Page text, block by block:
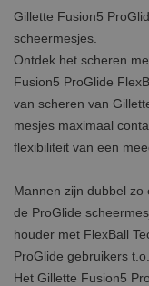
Gillette Fusion5
scheermesjes.
Ontdek het scheren
Fusion5 ProGlide
van scheren van
mesjes maximaal
flexibiliteit van een
Mannen zijn dubbel
de ProGlide
houder met FlexBall
ProGlide gebruikers
Het Gillette Fusion5